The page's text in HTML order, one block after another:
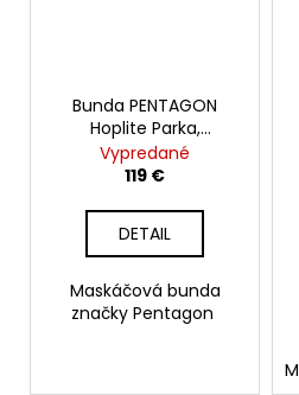
Bunda PENTAGON
Hoplite Parka,
woodland
Vypredané
119 €
DETAIL
Maskáčová bunda
značky Pentagon
M